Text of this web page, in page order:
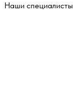
Наши специалисты